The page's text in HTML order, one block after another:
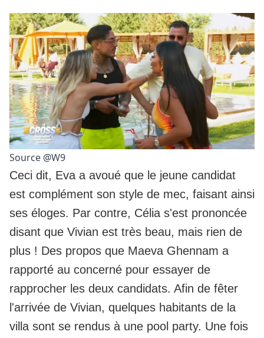
Source @W9
Ceci dit, Eva a avoué que le jeune candidat
est complément son style de mec, faisant ainsi
ses éloges. Par contre, Célia s'est prononcée
disant que Vivian est très beau, mais rien de
plus ! Des propos que Maeva Ghennam a
rapporté au concerné pour essayer de
rapprocher les deux candidats. Afin de fêter
l'arrivée de Vivian, quelques habitants de la
villa sont se rendus à une pool party. Une fois